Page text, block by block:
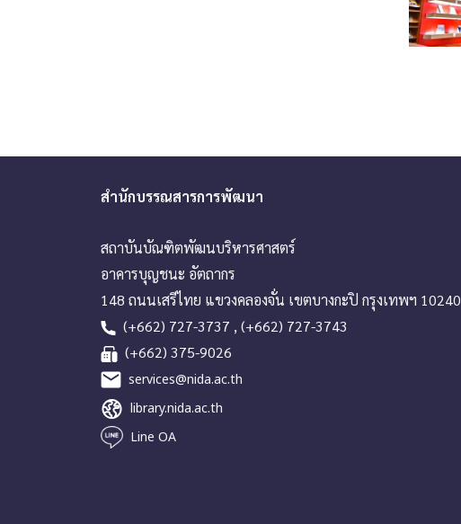
สำนักบรรณสารการพัฒนา
สถาบันบัณฑิตพัฒนบริหารศาสตร์
อาคารบุญชนะ อัตถากร
148 ถนนเสรีไทย แขวงคลองจั่น เขตบางกะปิ กรุงเทพฯ 10240
(+662) 727-3737 , (+662) 727-3743
(+662) 375-9026
services@nida.ac.th
library.nida.ac.th
Line OA